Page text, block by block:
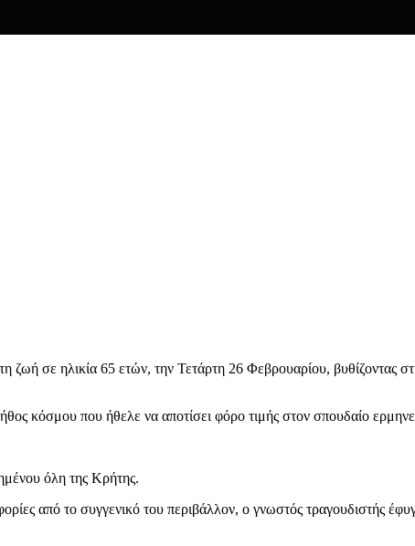
σε ηλικία 65 ετών, την Τετάρτη 26 Φεβρουαρίου, βυθίζοντας
κόσμου που ήθελε να αποτίσει φόρο τιμής στον σπουδαίο
όλη της Κρήτης.
από το συγγενικό του περιβάλλον, ο γνωστός τραγουδιστής